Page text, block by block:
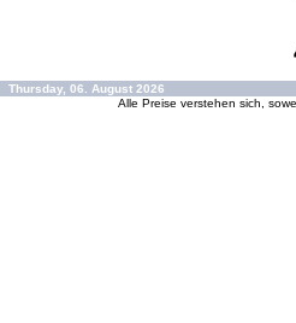
Thursday, 06. August 2026
Alle Preise verstehen sich,